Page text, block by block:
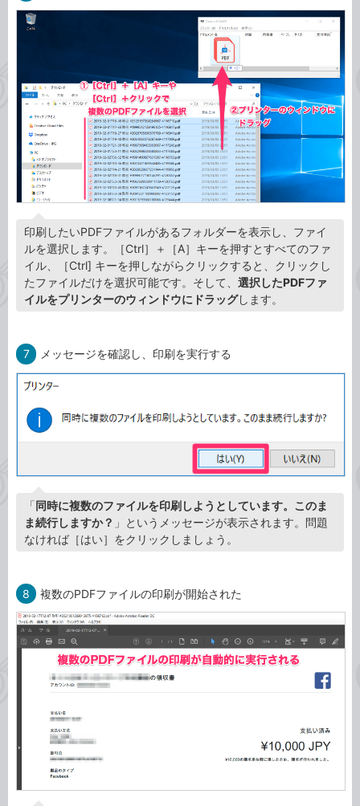
印刷したいPDFファイルがあるフォルダーを表示し、ファイ
ルを選択します。［Ctrl］＋［A］キーを押すとすべてのファ
イル、［Ctrl] キーを押しながらクリックすると、クリックし
たファイルだけを選択可能です。そして、 選択したPDFファ
イルをプリンターのウィンドウにドラッグします。
7 メッセージを確認し、印刷を実行する
「同時に複数のファイルを印刷しようとしています。このま
ま続行しますか？ 」というメッセージが表示されます。問題
なければ［はい］をクリックしましょう。
8 複数のPDFファイルの印刷が開始された